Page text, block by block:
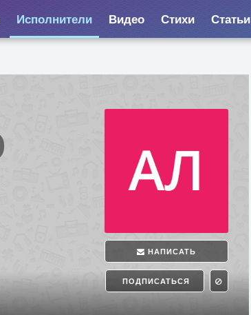
Исполнители Видео Стихи Статьи
НАПИСАТЬ
ПОДПИСАТЬСЯ